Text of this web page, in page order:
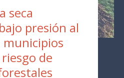
seca
presión al
de